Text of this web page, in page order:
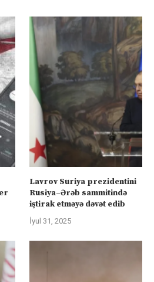
Lavrov Suriya prezidentini
Rusiya–Ərəb sammitində
iştirak etməyə dəvət edib
İyul 31, 2025